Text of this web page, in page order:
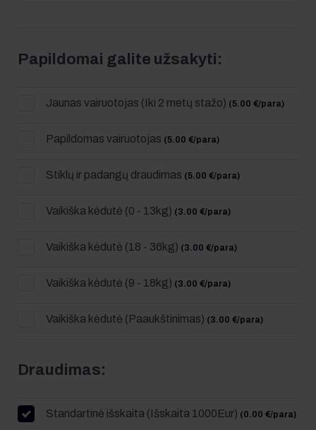
Papildomai galite užsakyti:
Jaunas vairuotojas (Iki 2 metų stažo) (5.00 €/para)
Papildomas vairuotojas (5.00 €/para)
Stiklų ir padangų draudimas (5.00 €/para)
Vaikiška kėdutė (0 - 13kg) (3.00 €/para)
Vaikiška kėdutė (18 - 36kg) (3.00 €/para)
Vaikiška kėdutė (9 - 18kg) (3.00 €/para)
Vaikiška kėdutė (Paaukštinimas) (3.00 €/para)
Draudimas:
Standartinė išskaita (Išskaita 1000Eur) (0.00 €/para)